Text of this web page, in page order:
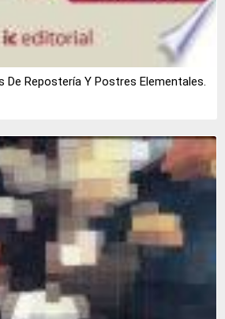
De Repostería Y Postres Elementales.